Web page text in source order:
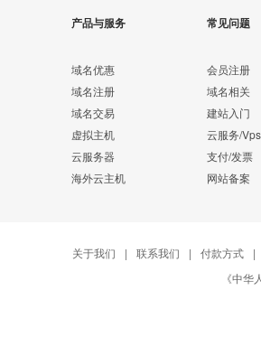
产品与服务
域名优惠
域名注册
域名交易
虚拟主机
云服务器
海外云主机
常见问题
会员注册
域名相关
建站入门
云服务/Vps
支付/发票
网站备案
关于我们 | 联系我们 | 付款方式
|
《中